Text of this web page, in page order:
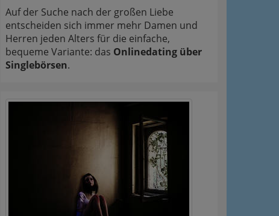
Auf der Suche nach der großen Liebe
entscheiden sich immer mehr Damen und
Herren jeden Alters für die einfache,
bequeme Variante: das Onlinedating über
Singlebörsen.